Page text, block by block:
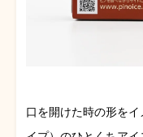
口を開けた時の形を